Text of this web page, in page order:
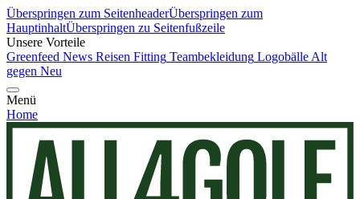
Überspringen zum SeitenheaderÜberspringen zum
HauptinhaltÜberspringen zu Seitenfußzeile
Unsere Vorteile
Greenfeed News Reisen Fitting Teambekleidung Logobälle Alt
gegen Neu
Menü
Home